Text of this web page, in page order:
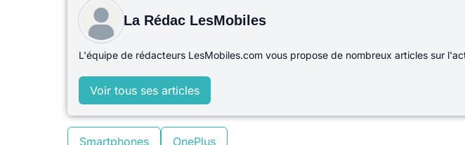
La Rédac LesMobiles
L'équipe de rédacteurs LesMobiles.com vous propose de nombreux articles sur
Voir tous ses articles
Smartphones OnePlus